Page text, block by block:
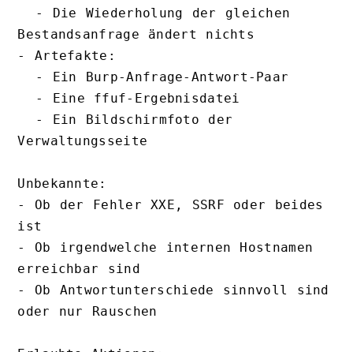
Bestandsanfrage ändert nichts
- Artefakte:
Verwaltungsseite
Unbekannte:
- Ob der Fehler XXE, SSRF oder beides
ist
- Ob irgendwelche internen Hostnamen
erreichbar sind
- Ob Antwortunterschiede sinnvoll sind
oder nur Rauschen